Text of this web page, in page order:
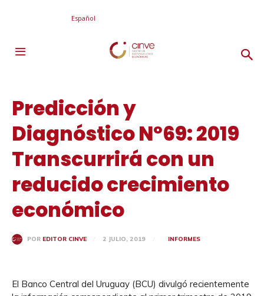
Español
Predicción y
Diagnóstico Nº69: 2019
Transcurrirá con un
reducido crecimiento
económico
POR EDITOR CINVE 2 JULIO, 2019 INFORMES
El Banco Central del Uruguay (BCU) divulgó recientemente